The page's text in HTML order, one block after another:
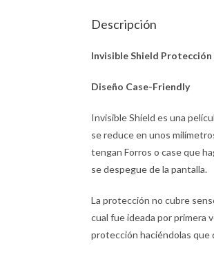
Descripción
Invisible Shield
Diseño Case-Friendly
Invisible Shield es una
se reduce en unos
tengan Forros o case que
se despegue de la pantalla.
La protección no cubre
cual fue ideada por primera
protección haciéndolas que